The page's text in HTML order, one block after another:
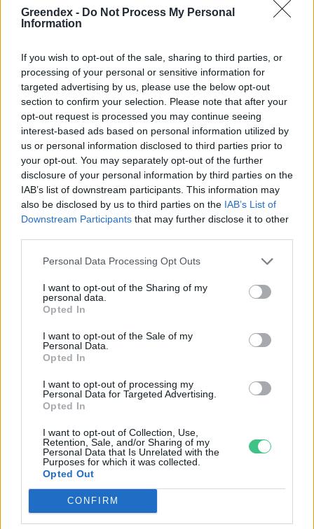
Greendex - Do Not Process My Personal
Information
If you wish to opt-out of the sale, sharing to third parties, or
processing of your personal or sensitive information for
targeted advertising by us, please use the below opt-out
section to confirm your selection. Please note that after your
opt-out request is processed you may continue seeing
interest-based ads based on personal information utilized by
us or personal information disclosed to third parties prior to
your opt-out. You may separately opt-out of the further
disclosure of your personal information by third parties on the
IAB’s list of downstream participants. This information may
also be disclosed by us to third parties on the IAB’s List of
Downstream Participants that may further disclose it to other
Personal Data Processing Opt Outs
I want to opt-out of the Sharing of my
personal data.
Opted In
I want to opt-out of the Sale of my
Personal Data.
Opted In
I want to opt-out of processing my
Personal Data for Targeted Advertising.
Opted In
I want to opt-out of Collection, Use,
Retention, Sale, and/or Sharing of my
Personal Data that Is Unrelated with the
Purposes for which it was collected.
Opted Out
CONFIRM
Pár éven belül szivacsvárosokká
kellene alakítanunk a
településeinket – Podcast
miképp takarékoskodhatsz a vízzel?
ÉLŐ BOLYGÓNK 5 perc
Hogyan védekezzünk a hangyák ellen
természetes módon?
OTTHONUNK 5 perc